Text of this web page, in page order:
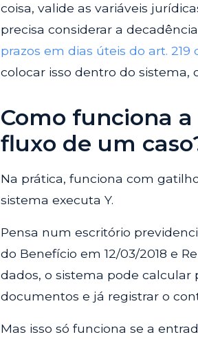
coisa, valide as variáveis
precisa considerar a decadência
prazos em dias úteis do art. 219
colocar isso dentro do sistema,
Como funciona
fluxo de um
Na prática, funciona com
sistema executa Y.
Pensa num escritório
do Benefício em 12/03/2018 e
dados, o sistema pode calcular
documentos e já registrar o
Mas isso só funciona se a